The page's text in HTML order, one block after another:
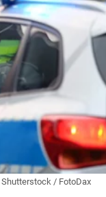
Shutterstock / FotoDax